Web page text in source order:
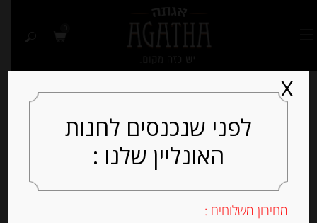
Out of
לפני שנכנסים לחנות
האונליין שלנו :
מחירון משלוחים :
X